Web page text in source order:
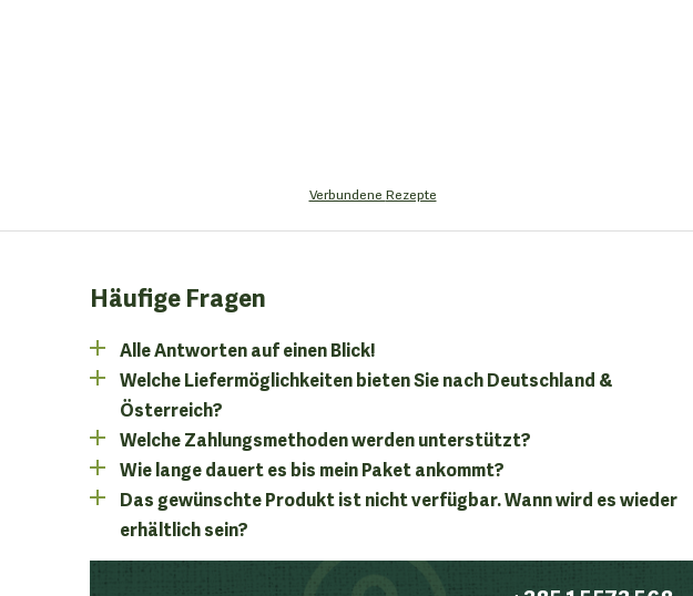
Verbundene Rezepte
Häufige Fragen
Alle Antworten auf einen Blick!
Welche Liefermöglichkeiten bieten Sie nach Deutschland &
Österreich?
Welche Zahlungsmethoden werden unterstützt?
Wie lange dauert es bis mein Paket ankommt?
Das gewünschte Produkt ist nicht verfügbar. Wann wird es wieder
erhältlich sein?